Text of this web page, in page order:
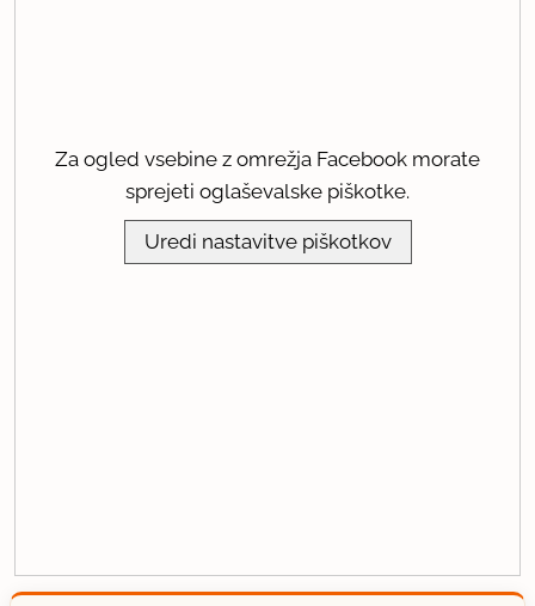
Za ogled vsebine z omrežja Facebook morate
sprejeti oglaševalske piškotke.
Uredi nastavitve piškotkov